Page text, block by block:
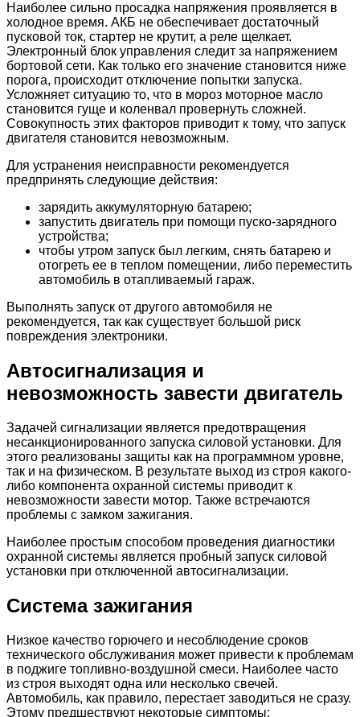
Наиболее сильно просадка напряжения проявляется в
холодное время. АКБ не обеспечивает достаточный
пусковой ток, стартер не крутит, а реле щелкает.
Электронный блок управления следит за напряжением
бортовой сети. Как только его значение становится ниже
порога, происходит отключение попытки запуска.
Усложняет ситуацию то, что в мороз моторное масло
становится гуще и коленвал провернуть сложней.
Совокупность этих факторов приводит к тому, что запуск
двигателя становится невозможным.
Для устранения неисправности рекомендуется
предпринять следующие действия:
зарядить аккумуляторную батарею;
запустить двигатель при помощи пуско-зарядного
устройства;
чтобы утром запуск был легким, снять батарею и
отогреть ее в теплом помещении, либо переместить
автомобиль в отапливаемый гараж.
Выполнять запуск от другого автомобиля не
рекомендуется, так как существует большой риск
повреждения электроники.
Автосигнализация и
невозможность завести двигатель
Задачей сигнализации является предотвращения
несанкционированного запуска силовой установки. Для
этого реализованы защиты как на программном уровне,
так и на физическом. В результате выход из строя какого-
либо компонента охранной системы приводит к
невозможности завести мотор. Также встречаются
проблемы с замком зажигания.
Наиболее простым способом проведения диагностики
охранной системы является пробный запуск силовой
установки при отключенной автосигнализации.
Система зажигания
Низкое качество горючего и несоблюдение сроков
технического обслуживания может привести к проблемам
в поджиге топливно-воздушной смеси. Наиболее часто
из строя выходят одна или несколько свечей.
Автомобиль, как правило, перестает заводиться не сразу.
Этому предшествуют некоторые симптомы: